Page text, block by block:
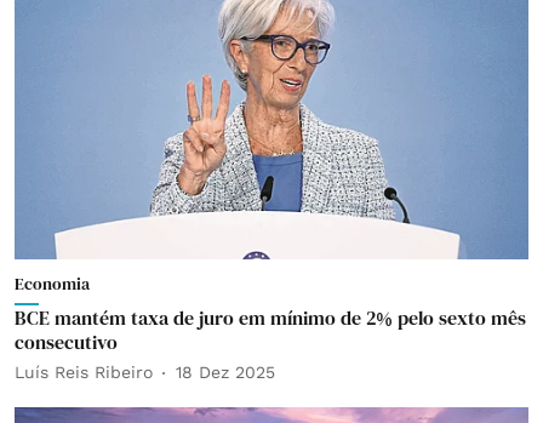
Economia
BCE mantém taxa de juro em mínimo de 2% pelo sexto mês
consecutivo
Luís Reis Ribeiro 18 Dez 2025